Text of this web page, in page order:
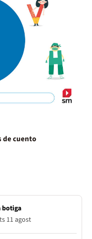
de cuento
botiga
11 agost